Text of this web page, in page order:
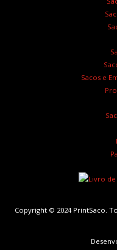
Sacos e
Copyright © 2024 PrintSaco.